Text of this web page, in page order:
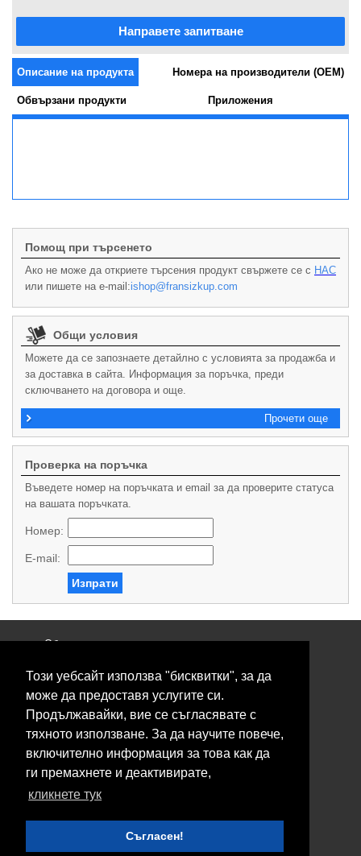
Този уебсайт използва "бисквитки", за да
може да предоставя услугите си.
Продължавайки, вие се съгласявате с
тяхното използване. За да научите повече,
включително информация за това как да
ги премахнете и деактивирате,
кликнете тук
Съгласен!
Направете запитване
Описание на продукта Номера на производители (OEM)
Обвързани продукти Приложения
Помощ при търсенето
Ако не може да откриете търсения продукт свържете се с НАС
или пишете на e-mail:ishop@fransizkup.com
Общи условия
Можете да се запознаете детайлно с условията за продажба и
за доставка в сайта. Информация за поръчка, преди
сключването на договора и още.
Прочети още
Проверка на поръчка
Въведете номер на поръчката и email за да проверите статуса
на вашата поръчката.
Номер:
E-mail:
Изпрати
Общи условия
Свържете се с нас
Контакти
Нашите сервизи
Блог
© 2026 Fransizkup.bg всички права запазени
Изграждане и поддръжка от
Boby_fransizkup